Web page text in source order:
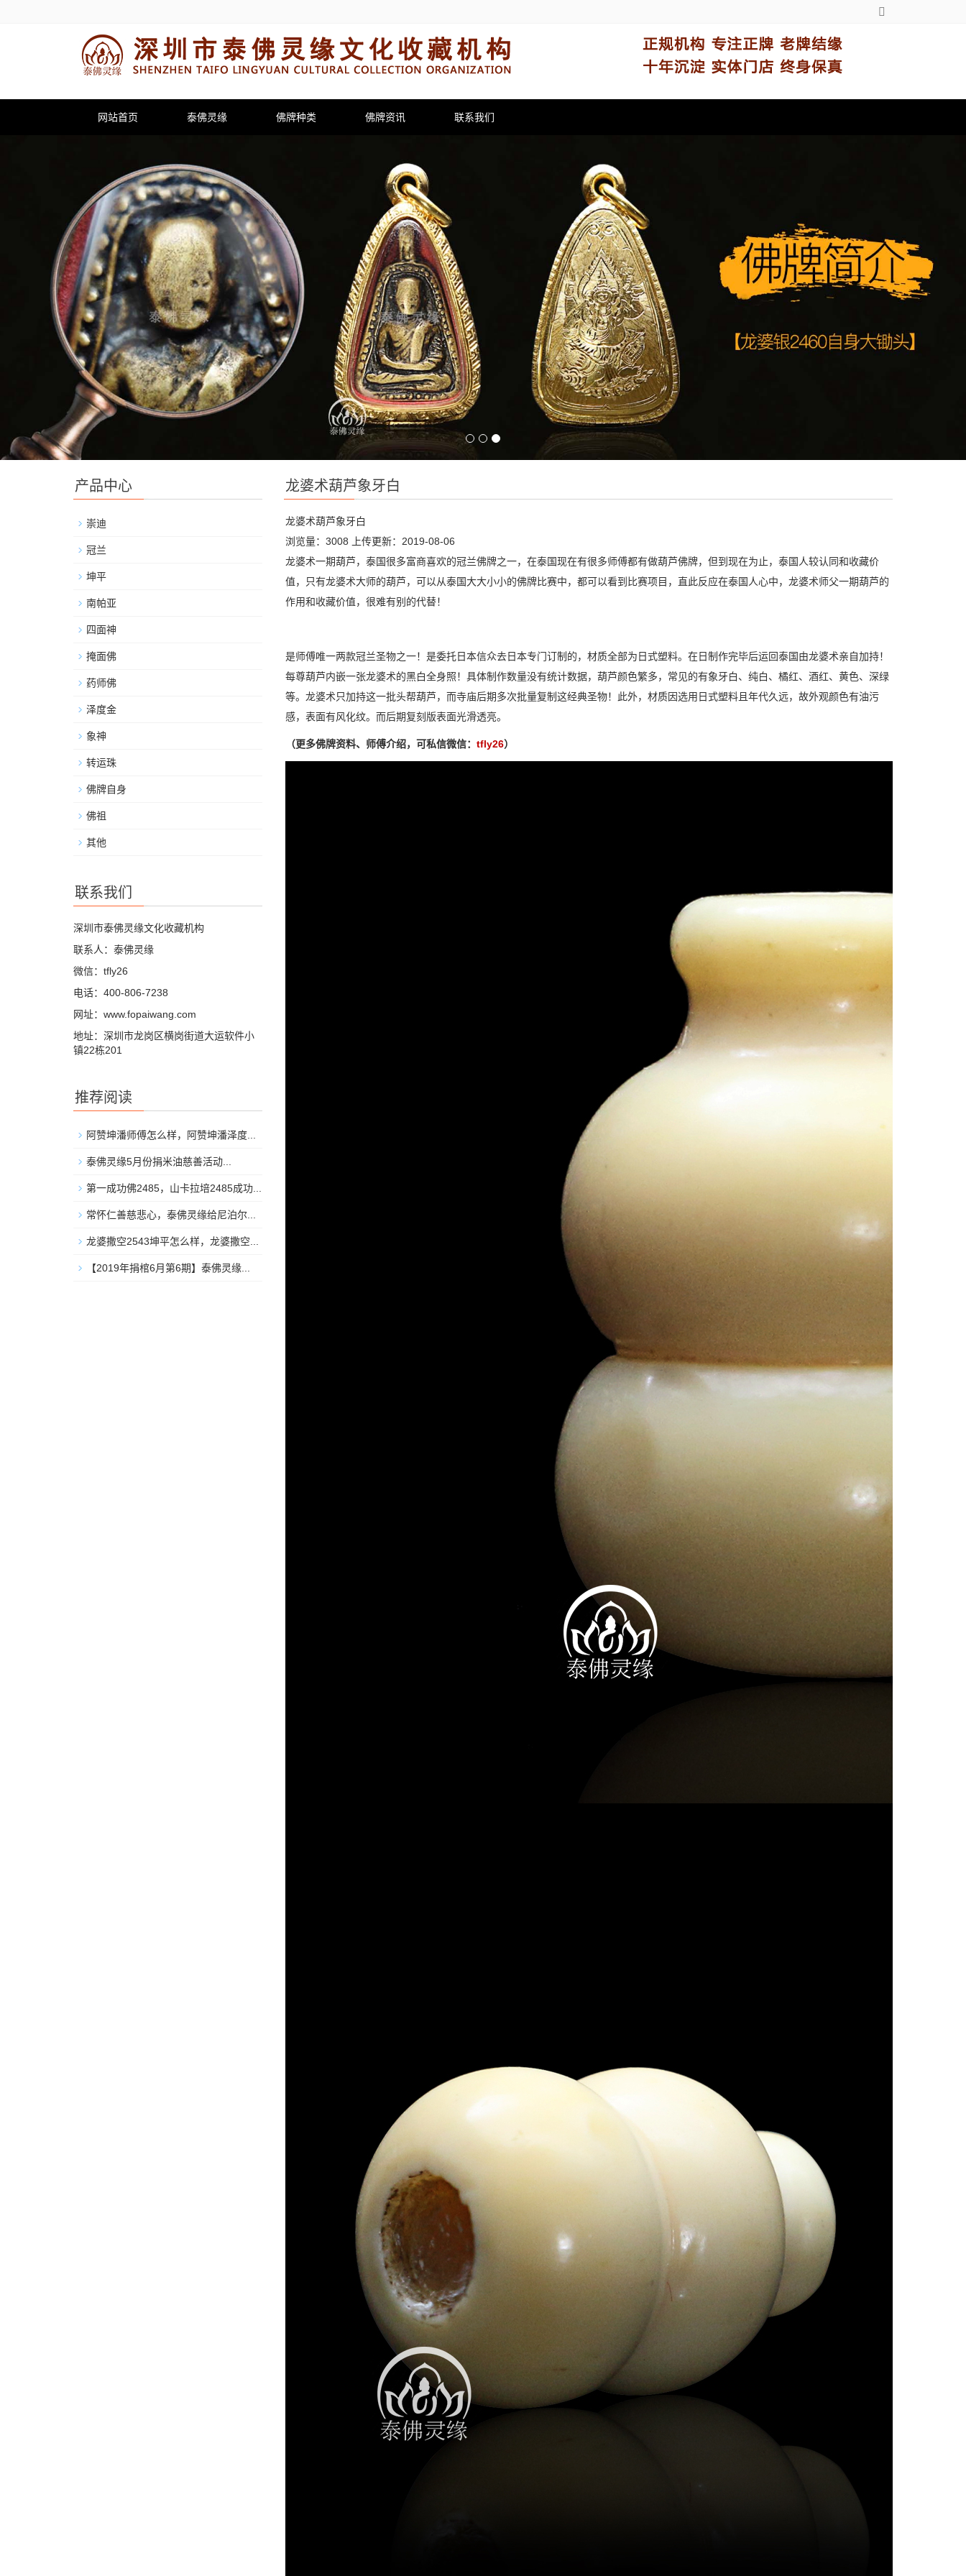
网站首页 泰佛灵缘 佛牌种类 佛牌资讯 联系我们
龙婆术葫芦象牙白
龙婆术葫芦象牙白
浏览量：3008
上传更新：2019-08-06
龙婆术一期葫芦，泰国很多富商喜欢的冠兰佛牌之一，在泰国现在有很多师傅都有做葫芦佛牌，但到现在为止，泰国人较认同和收藏价
值，只有龙婆术大师的葫芦，可以从泰国大大小小的佛牌比赛中，都可以看到比赛项目，直此反应在泰国人心中，龙婆术师父一期葫芦的
作用和收藏价值，很难有别的代替！
是师傅唯一两款冠兰圣物之一！是委托日本信众去日本专门订制的，材质全部为日式塑料。在日制作完毕后运回泰国由龙婆术亲自加持！
每尊葫芦内嵌一张龙婆术的黑白全身照！具体制作数量没有统计数据，葫芦颜色繁多，常见的有象牙白、纯白、橘红、酒红、黄色、深绿
等。龙婆术只加持这一批头帮葫芦，而寺庙后期多次批量复制这经典圣物！此外，材质因选用日式塑料且年代久远，故外观颜色有油污
感，表面有风化纹。而后期复刻版表面光滑透亮。
（更多佛牌资料、师傅介绍，可私信微信： tfly26）
产品中心
崇迪
冠兰
坤平
南帕亚
四面神
掩面佛
药师佛
泽度金
象神
转运珠
佛牌自身
佛祖
其他
联系我们
深圳市泰佛灵缘文化收藏机构
联系人：泰佛灵缘
微信：tfly26
电话：400-806-7238
网址：www.fopaiwang.com
地址：深圳市龙岗区横岗街道大运软件小
镇22栋201
推荐阅读
阿赞坤潘师傅怎么样，阿赞坤潘泽度...
泰佛灵缘5月份捐米油慈善活动...
第一成功佛2485，山卡拉培2485成功...
常怀仁善慈悲心，泰佛灵缘给尼泊尔...
龙婆撒空2543坤平怎么样，龙婆撒空...
【2019年捐棺6月第6期】泰佛灵缘...